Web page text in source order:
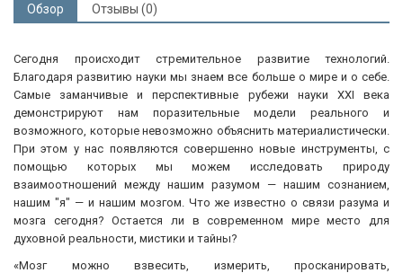
Обзор Отзывы (0)
Сегодня происходит стремительное развитие технологий.
Благодаря развитию науки мы знаем все больше о мире и о себе.
Самые заманчивые и перспективные рубежи науки XXI века
демонстрируют нам поразительные модели реального и
возможного, которые невозможно объяснить материалистически.
При этом у нас появляются совершенно новые инструменты, с
помощью которых мы можем исследовать природу
взаимоотношений между нашим разумом — нашим сознанием,
нашим "я" — и нашим мозгом. Что же известно о связи разума и
мозга сегодня? Остается ли в современном мире место для
духовной реальности, мистики и тайны?
«Мозг можно взвесить, измерить, просканировать,